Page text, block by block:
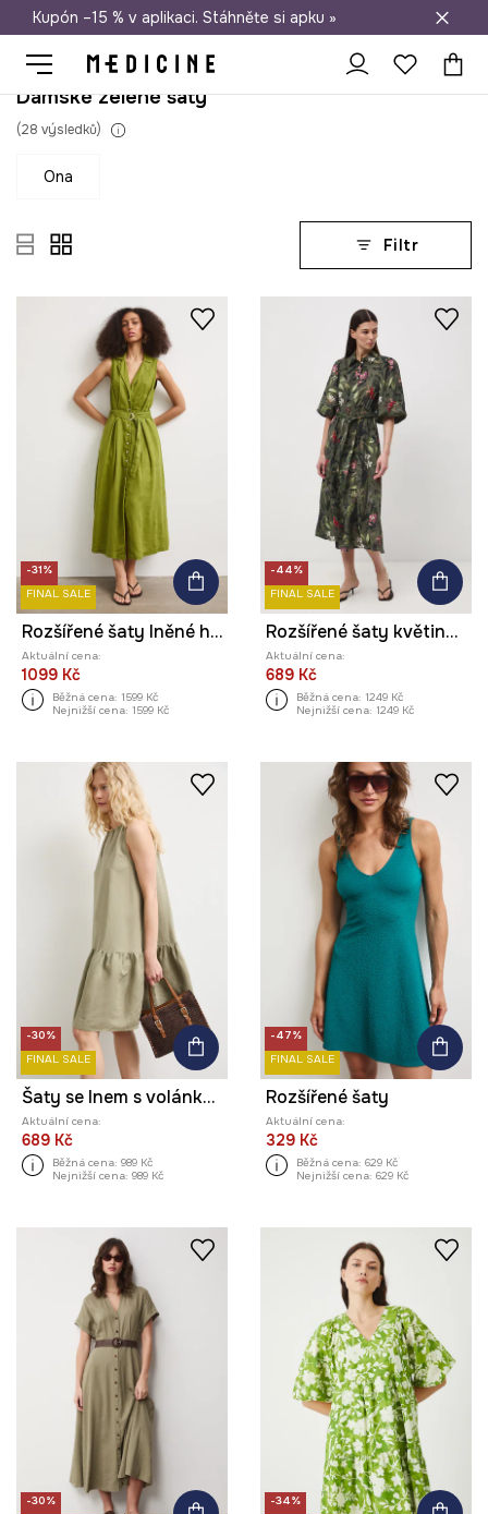
Doprava zdarma při nákupu nad 1 200 Kč
Kupón –15 % v aplikaci. Stáhněte si apku »
Dámské zelené šaty
(28 výsledků)
ona
Filtr
-31%
FINAL SALE
Rozšířené šaty lněné hladké
Aktuální cena:
1099 Kč
Běžná cena: 1599 Kč
Nejnižší cena: 1599 Kč
-44%
FINAL SALE
Rozšířené šaty květinové
Aktuální cena:
689 Kč
Běžná cena: 1249 Kč
Nejnižší cena: 1249 Kč
-30%
FINAL SALE
Šaty se lnem s volánkem
Aktuální cena:
689 Kč
Běžná cena: 989 Kč
Nejnižší cena: 989 Kč
-47%
FINAL SALE
Rozšířené šaty
Aktuální cena:
329 Kč
Běžná cena: 629 Kč
Nejnižší cena: 629 Kč
-30%
-34%